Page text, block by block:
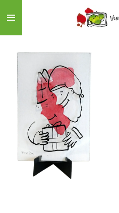
direct
naar
hoofdinhoud